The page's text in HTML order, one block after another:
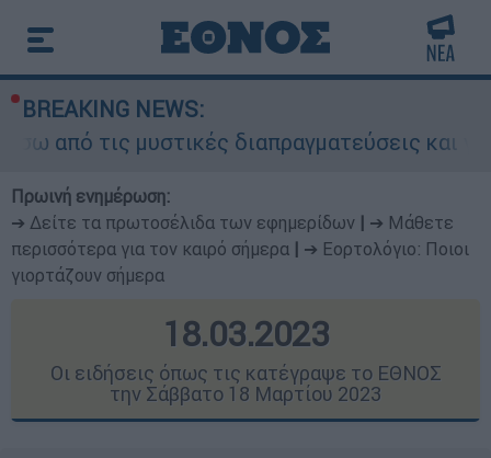
BREAKING NEWS:
διαπραγματεύσεις και γιατί αντιδρούν
Πρωινή ενημέρωση:
➔ Δείτε τα πρωτοσέλιδα των εφημερίδων
➔ Μάθετε
περισσότερα για τον καιρό σήμερα
➔ Εορτολόγιο: Ποιοι
γιορτάζουν σήμερα
18.03.2023
Οι ειδήσεις όπως τις κατέγραψε το ΕΘΝΟΣ
την Σάββατο 18 Μαρτίου 2023